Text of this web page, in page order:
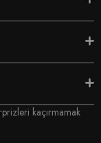
kaçırmamak